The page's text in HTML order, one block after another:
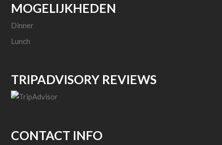
MOGELIJKHEDEN
Dinner
Lunch
TRIPADVISORY REVIEWS
CONTACT INFO